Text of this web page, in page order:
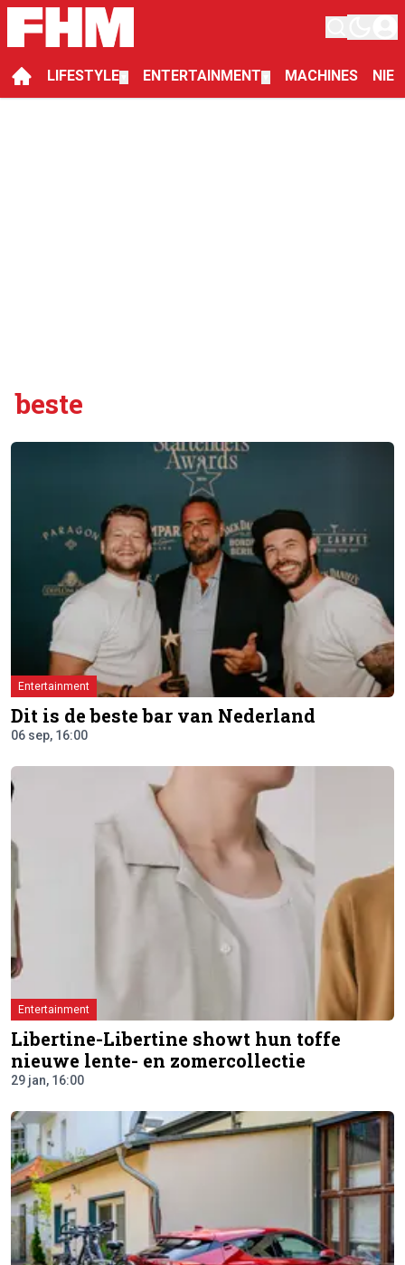
LIFESTYLE ENTERTAINMENT MACHINES
beste
Entertainment
Dit is de beste bar van Nederland
06 sep, 16:00
Entertainment
Libertine-Libertine showt hun toffe
nieuwe lente- en zomercollectie
29 jan, 16:00